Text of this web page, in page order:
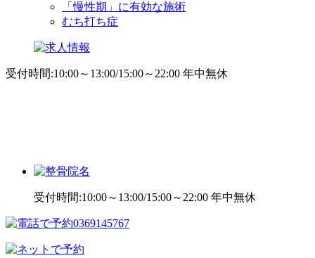
「慢性期」に有効な施術
むち打ち症
受付時間:10:00～13:00/15:00～22:00 年中無休
受付時間:10:00～13:00/15:00～22:00 年中無休